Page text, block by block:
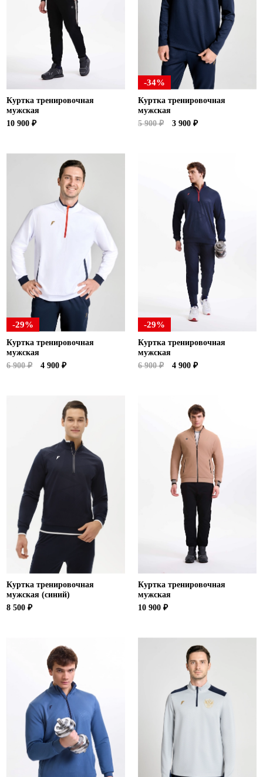
Ханты-Мансийский автономный округ (3)
Челябинская область (2)
Ямало-Ненецкий автономный округ (1)
Ярославская область (1)
Куртка тренировочная
мужская
10 900 ₽
-34%
Куртка тренировочная
мужская
5 900 ₽
3 900 ₽
-29%
Куртка тренировочная
мужская
6 900 ₽
4 900 ₽
-29%
Куртка тренировочная
мужская
6 900 ₽
4 900 ₽
Куртка тренировочная
мужская (синий)
8 500 ₽
Куртка тренировочная
мужская
10 900 ₽